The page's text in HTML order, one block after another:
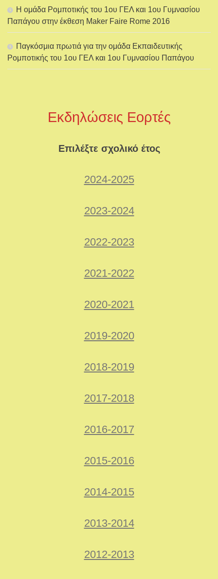
Η ομάδα Ρομποτικής του 1ου ΓΕΛ και 1ου Γυμνασίου
Παπάγου στην έκθεση Maker Faire Rome 2016
Παγκόσμια πρωτιά για την ομάδα Εκπαιδευτικής
Ρομποτικής του 1ου ΓΕΛ και 1ου Γυμνασίου Παπάγου
Εκδηλώσεις Εορτές
Επιλέξτε σχολικό έτος
2024-2025
2023-2024
2022-2023
2021-2022
2020-2021
2019-2020
2018-2019
2017-2018
2016-2017
2015-2016
2014-2015
2013-2014
2012-2013